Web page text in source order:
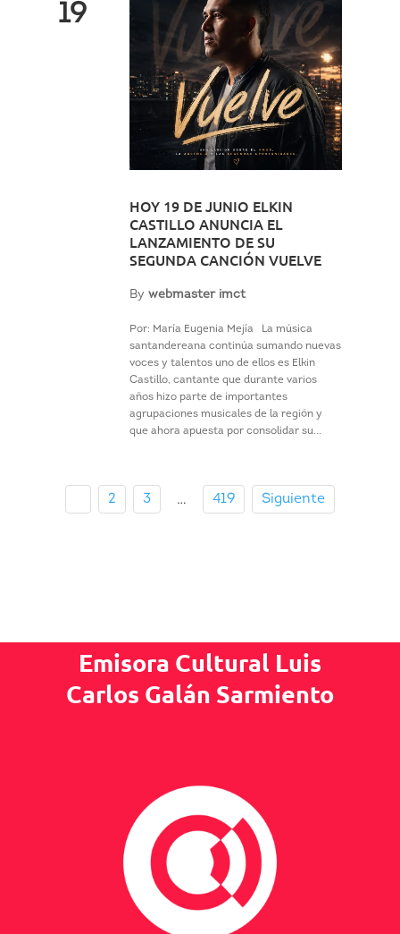
19
HOY 19 DE JUNIO ELKIN
CASTILLO ANUNCIA EL
LANZAMIENTO DE SU
SEGUNDA CANCIÓN VUELVE
By webmaster imct
Por: María Eugenia Mejía La música
santandereana continúa sumando nuevas
voces y talentos uno de ellos es Elkin
Castillo, cantante que durante varios
años hizo parte de importantes
agrupaciones musicales de la región y
que ahora apuesta por consolidar su...
2 3 … 419 Siguiente
Emisora Cultural Luis
Carlos Galán Sarmiento